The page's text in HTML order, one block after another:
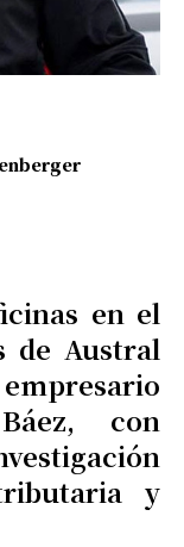
en el
de Austral
con
y